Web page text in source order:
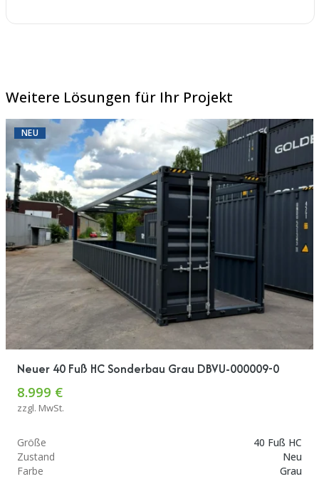
Weitere Lösungen für Ihr Projekt
NEU
Neuer 40 Fuß HC Sonderbau Grau DBVU-000009-0
8.999 €
zzgl. MwSt.
Größe
40 Fuß HC
Zustand
Neu
Farbe
Grau